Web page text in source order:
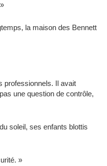
la maison des Bennett
professionnels. Il avait
une question de contrôle,
soleil, ses enfants blottis
»